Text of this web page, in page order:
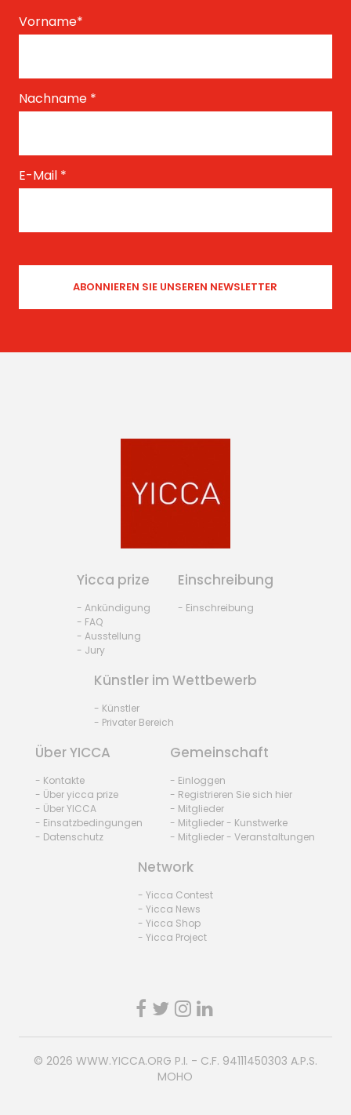
Vorname*
Nachname *
E-Mail *
Yicca prize
- Ankündigung
- FAQ
- Ausstellung
- Jury
Einschreibung
- Einschreibung
Künstler im Wettbewerb
- Künstler
- Privater Bereich
Über YICCA
- Kontakte
- Über yicca prize
- Über YICCA
- Einsatzbedingungen
- Datenschutz
Gemeinschaft
- Einloggen
- Registrieren Sie sich hier
- Mitglieder
- Mitglieder - Kunstwerke
- Mitglieder - Veranstaltungen
Network
- Yicca Contest
- Yicca News
- Yicca Shop
- Yicca Project
© 2026 WWW.YICCA.ORG P.I. - C.F. 94111450303 A.P.S.
MOHO